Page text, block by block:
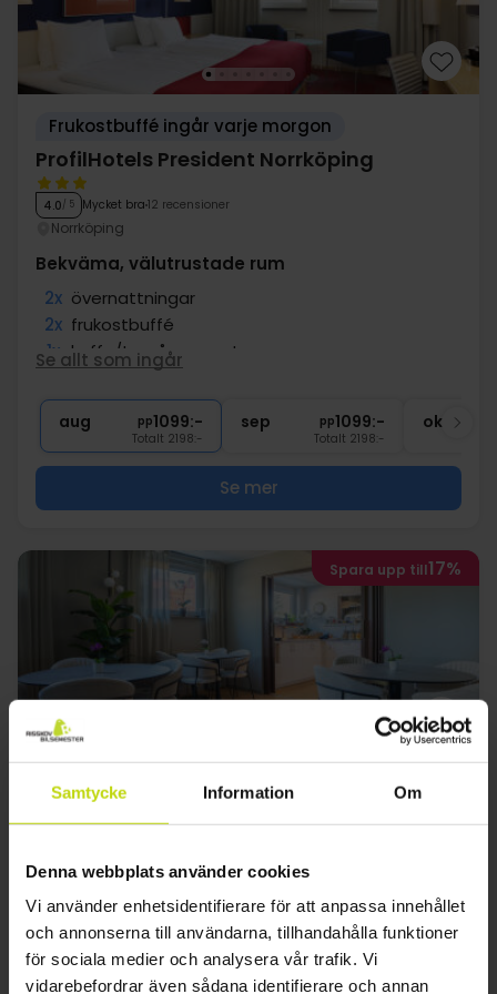
Samtycke Information Om
Denna webbplats använder cookies
Vi använder enhetsidentifierare för att anpassa innehållet
och annonserna till användarna, tillhandahålla funktioner
för sociala medier och analysera vår trafik. Vi
vidarebefordrar även sådana identifierare och annan
Frukostbuffé ingår varje morgon
ProfilHotels President Norrköping
4.0/ 5 Mycket bra 12 recensioner
Norrköping
Bekväma, välutrustade rum
2x övernattningar
2x frukostbuffé
1x kaffe/te på rummet
1 välkomstdrink
∞ Gratis Wi-Fi
Se allt som ingår
aug pp1099:-
Totalt 2198:-
sep pp1099:-
Totalt 2198:-
okt
Se mer
Spara upp till17%
Utforska Linköping med omnejd
VICI HOTELS Linköping
Linköping
Uppehåll med frukostbuffé
2x övernattningar
2x frukostbuffé